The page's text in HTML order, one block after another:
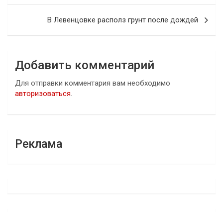
записямВ Левенцовке располз грунт после дождей
Добавить комментарий
Для отправки комментария вам необходимо
авторизоваться.
Реклама